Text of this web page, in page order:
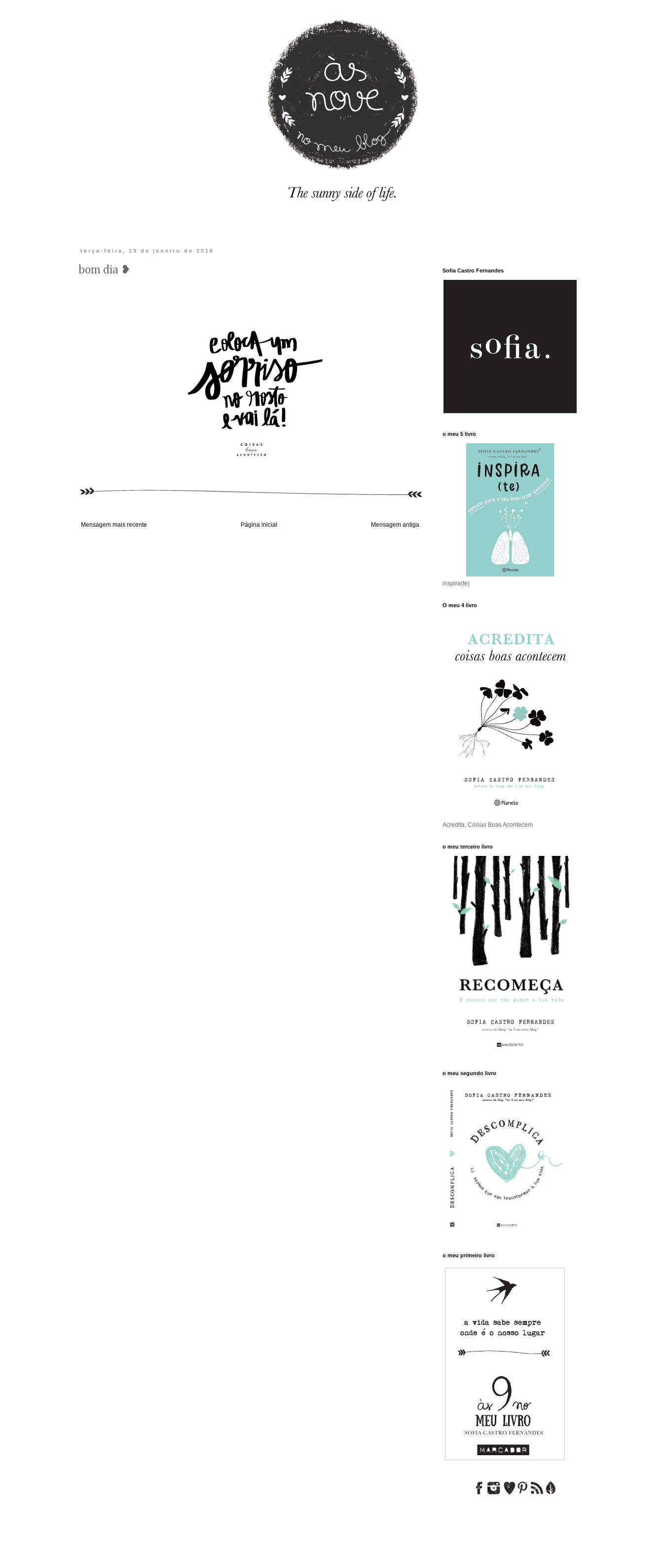
terça-feira, 19 de janeiro de 2016
bom dia ❥
Mensagem mais recente Mensagem antiga
Página inicial
Sofia Castro Fernandes
o meu 5 livro
inspira(te)
O meu 4 livro
Acredita, Coisas Boas Acontecem
o meu terceiro livro
o meu segundo livro
o meu primeiro livro